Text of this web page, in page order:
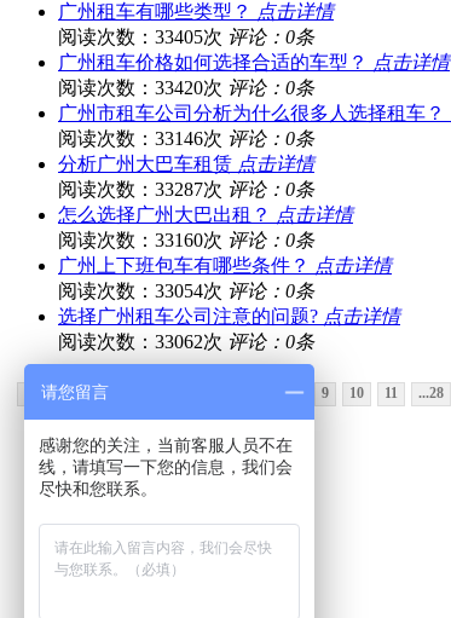
广州租车有哪些类型？ 点击详情
阅读次数：33405次 评论：0条
广州租车价格如何选择合适的车型？ 点击详情
阅读次数：33420次 评论：0条
广州市租车公司分析为什么很多人选择租车？
阅读次数：33146次 评论：0条
分析广州大巴车租赁 点击详情
阅读次数：33287次 评论：0条
怎么选择广州大巴出租？ 点击详情
阅读次数：33160次 评论：0条
广州上下班包车有哪些条件？ 点击详情
阅读次数：33054次 评论：0条
选择广州租车公司注意的问题? 点击详情
阅读次数：33062次 评论：0条
上一页 1... 8 9 10 11 ...28
请您留言
感谢您的关注，当前客服人员不在
线，请填写一下您的信息，我们会
尽快和您联系。